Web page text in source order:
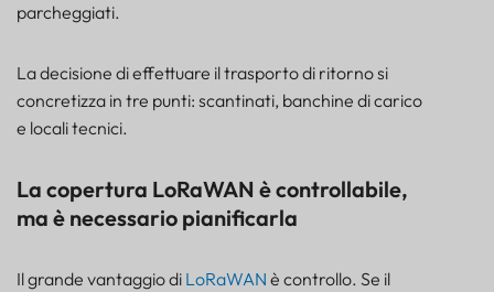
parcheggiati.
La decisione di effettuare il trasporto di ritorno si
concretizza in tre punti: scantinati, banchine di carico
e locali tecnici.
La copertura LoRaWAN è controllabile,
ma è necessario pianificarla
Il grande vantaggio di LoRaWAN è controllo. Se il